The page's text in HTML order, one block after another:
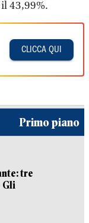
43,99%.
CLICCA QUI
Primo piano
tre
Gli